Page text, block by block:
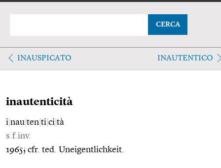
CERCA
INAUSPICATO INAUTENTICO
inautenticità
i nau ten ti ci tà
s.f.inv.
1965; cfr. ted. Uneigentlichkeit.